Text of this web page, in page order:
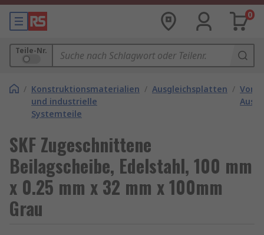
0
Teile-Nr.
/ Konstruktionsmaterialien
und industrielle
Systemteile
/ Ausgleichsplatten /
SKF Zugeschnittene
Beilagscheibe, Edelstahl, 100 mm
x 0.25 mm x 32 mm x 100mm
Grau